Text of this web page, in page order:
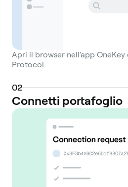
Apri il browser nell'app OneKey
Protocol.
02
Connetti portafoglio